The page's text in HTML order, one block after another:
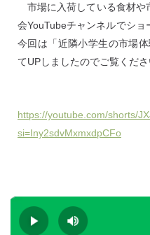
市場に入荷している食材や
会YouTubeチャンネルでショ
今回は「近隣小学生の市場
てUPしましたのでご覧くださ
https://youtube.com/shorts/
si=Iny2sdvMxmxdpCFo